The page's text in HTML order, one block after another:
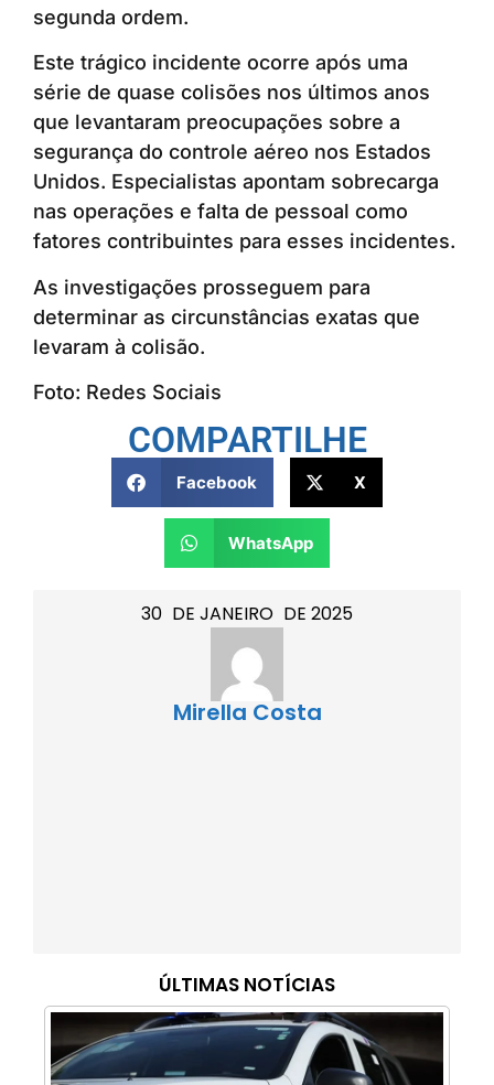
30 DE JANEIRO DE 2025
Mirella Costa
ÚLTIMAS NOTÍCIAS
segunda ordem.
Este trágico incidente ocorre após uma
série de quase colisões nos últimos anos
que levantaram preocupações sobre a
segurança do controle aéreo nos Estados
Unidos. Especialistas apontam sobrecarga
nas operações e falta de pessoal como
fatores contribuintes para esses incidentes.
As investigações prosseguem para
determinar as circunstâncias exatas que
levaram à colisão.
Foto: Redes Sociais
COMPARTILHE
Facebook X
WhatsApp